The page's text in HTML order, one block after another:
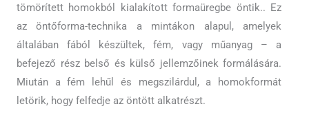
tömörített homokból kialakított formaüregbe öntik.. Ez
az öntőforma-technika a mintákon alapul, amelyek
általában fából készültek, fém, vagy műanyag – a
befejező rész belső és külső jellemzőinek formálására.
Miután a fém lehűl és megszilárdul, a homokformát
letörik, hogy felfedje az öntött alkatrészt.